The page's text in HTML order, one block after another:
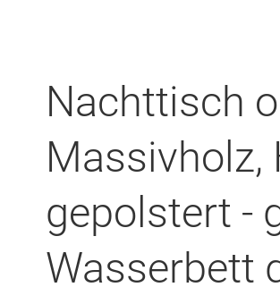
Nachttisch
Massivholz,
gepolstert -
Wasserbett